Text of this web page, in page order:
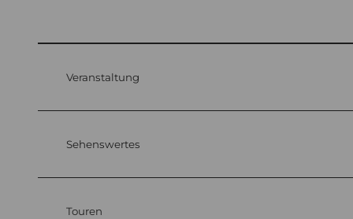
Veranstaltung
Sehenswertes
Touren